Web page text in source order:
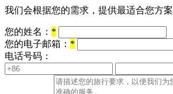
我们会根据您的需求，提供最适合您方案
您的姓名： *
您的电子邮箱： *
电话号码：